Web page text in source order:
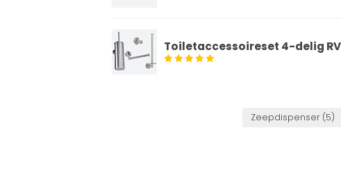
Toiletaccessoireset 4-delig
Zeepdispenser (5)